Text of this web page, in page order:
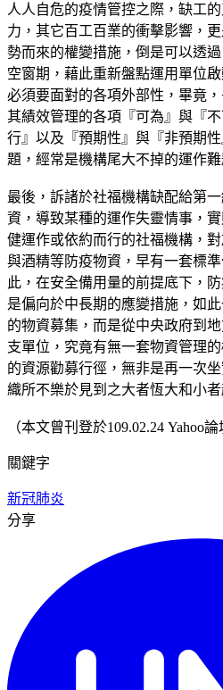
人人自危的疫情管控之際，缺工
力，其它百工百業的衝擊影響，
勢而來的權變措施，倒是可以透
空窗期，藉此重新盤點運用單位
必須要面對的各項外部性，畢竟
其績效管理的各項『可為』與『
行』以及『預期性』與『非預期
題，經常是機構尾大不掉的運作難
最後，訴諸於社福機構缺配給第
資，導致某種的運作失靈情事，
健運作或依約而行的社福機構，
與酒精等防疫物資，早有一套標
此，在安全備用量的前提底下，
是偏向於中長期的應變措施，如
的物資募集，而是從中央政府到
支單位，究竟有無一套物資管理
的資源勸募行徑，無非是再一次
織所不樂於見到之大者恆大和小
（本文曾刊登於109.02.24 Yahoo論
關鍵字
新冠肺炎
分享